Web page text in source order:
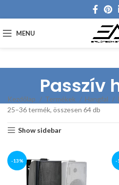
MENU
Passzív
Kezdőlap Termékek Hangfal
25–36 termék, összesen 64 db
Show sidebar
-13% -